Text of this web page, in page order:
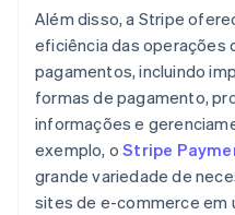
Além disso, a Stripe
eficiência das operações
pagamentos, incluindo
formas de pagamento,
informações e
exemplo, oStripe
grande variedade de
sites de e-commerce em